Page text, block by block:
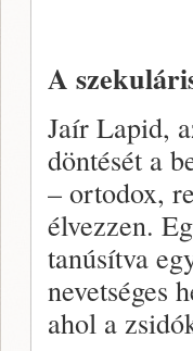
A
Jaír Lapid,
döntését a
– ortodox,
élvezzen.
tanúsítva
nevetséges
ahol a